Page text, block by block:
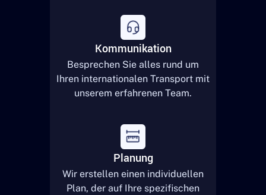
Kommunikation
Besprechen Sie alles rund um
Ihren internationalen Transport mit
unserem erfahrenen Team.
Planung
Wir erstellen einen individuellen
Plan, der auf Ihre spezifischen